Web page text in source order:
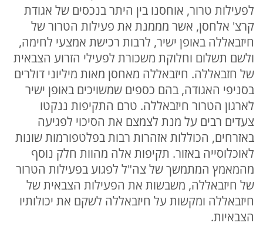
לפעילות טרור, אוחסנו בין היתר בנכסים של אגודת
קרצ' אלחסן, אשר מממנת את פעילות הטרור של
חיזבאללה באופן ישיר, לרבות רכישת אמצעי לחימה,
ולשם תשלום וחלוקת משכורת לפעילי הזרוע הצבאית
של חזבאללה. חיזבאללה מאחסן מאות מיליוני דולרים
בסניפי האגודה, בהם כספים שמשויכים באופן ישיר
לארגון הטרור חיזבאללה. טרם התקיפות ננקטו
צעדים רבים על מנת לצמצם את הסיכוי לפגיעה
באזרחים, הכוללות אזהרות רבות בפלטפורמות שונות
לאוכלוסייה באזור. תקיפות אלה מהוות חלק נוסף
מהמאמץ המתמשך של צה"ל לפגוע בפעילות הטרור
של חיזבאללה, משבשות את הפעילות הצבאית של
חיזבאללה ומקשות על חיזבאללה לשקם את יכולותיו
הצבאיות.